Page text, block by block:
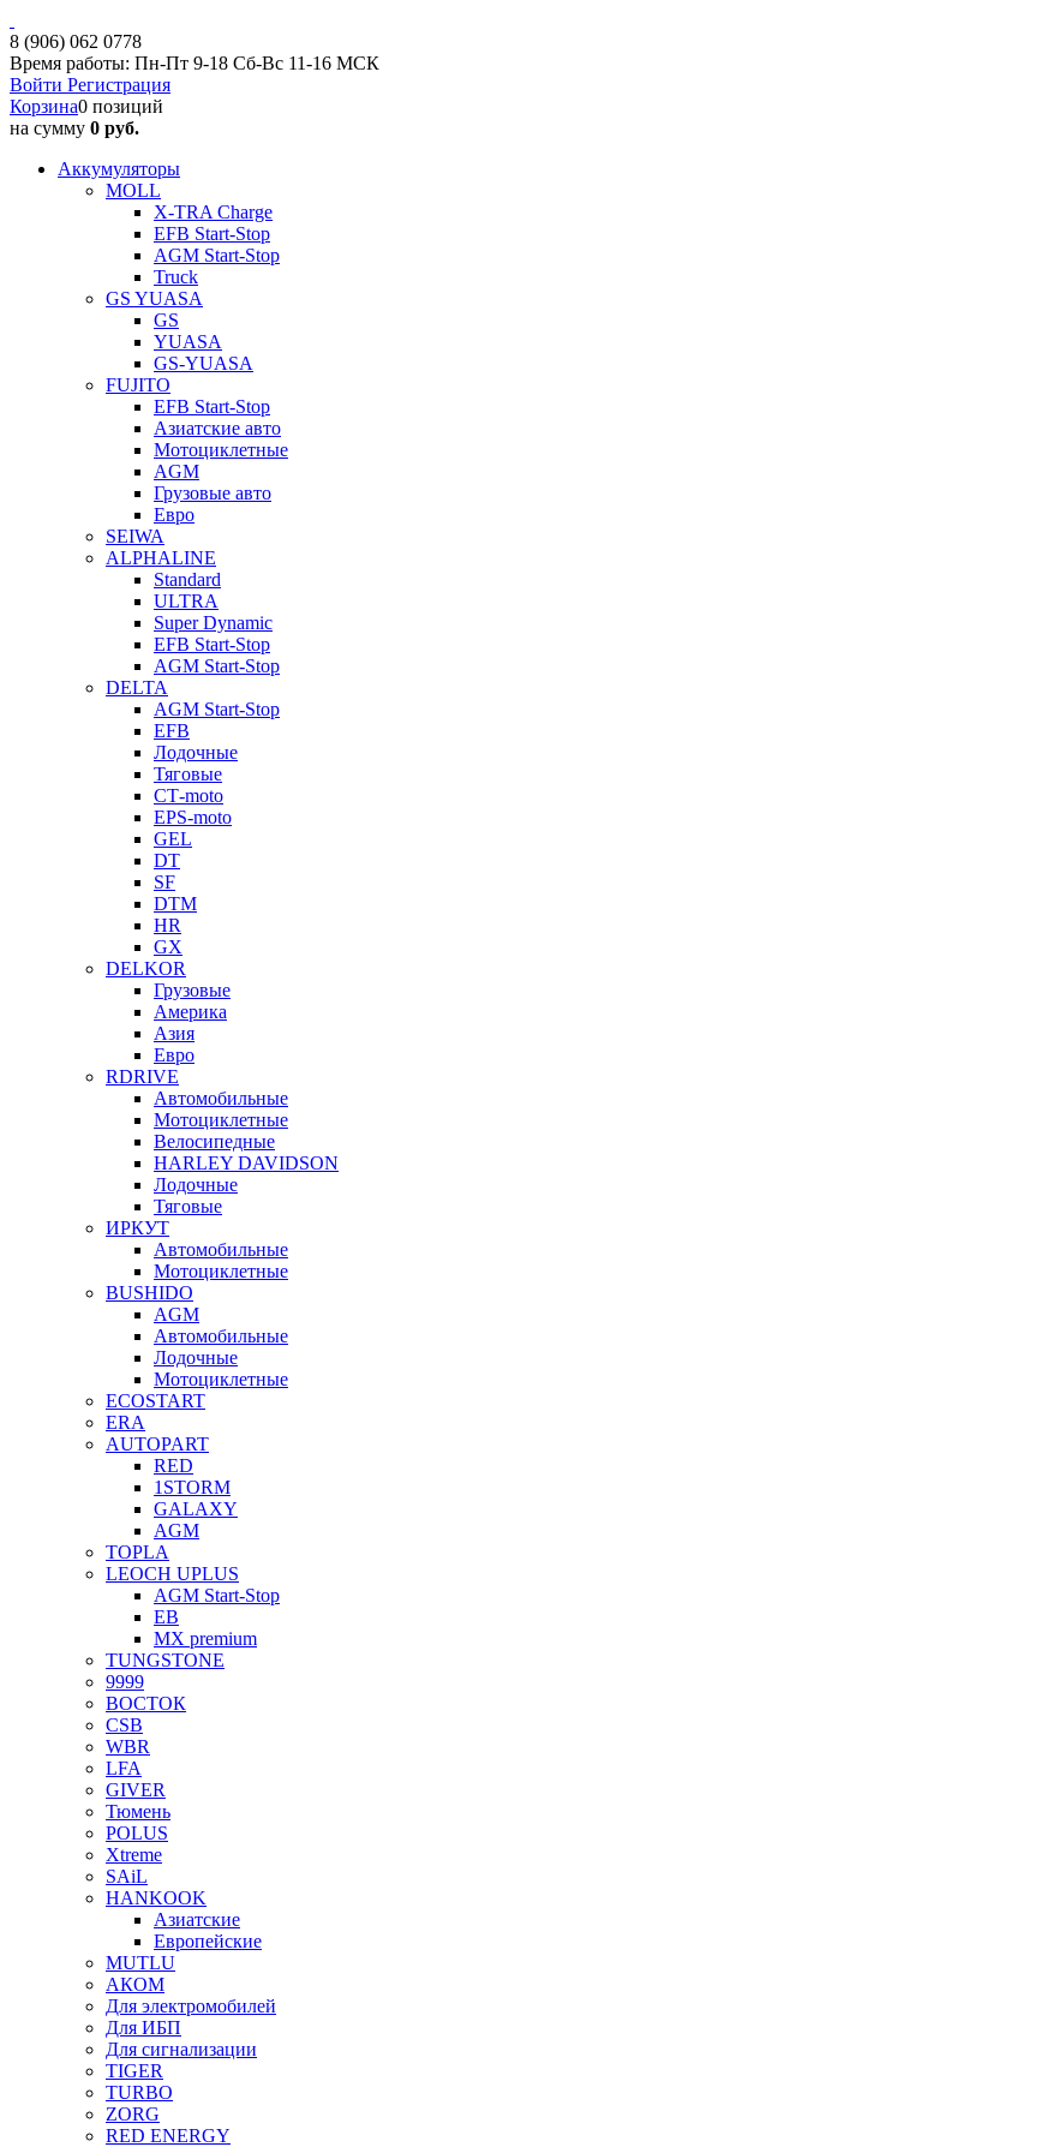
8 (906) 062 0778
Время работы: Пн-Пт 9-18 Сб-Вс 11-16 МСК
Войти Регистрация
Корзина0 позиций
на сумму 0 руб.
Аккумуляторы
MOLL
X-TRA Charge
EFB Start-Stop
AGM Start-Stop
Truck
GS YUASA
GS
YUASA
GS-YUASA
FUJITO
EFB Start-Stop
Азиатские авто
Мотоциклетные
AGM
Грузовые авто
Евро
SEIWA
ALPHALINE
Standard
ULTRA
Super Dynamic
EFB Start-Stop
AGM Start-Stop
DELTA
AGM Start-Stop
EFB
Лодочные
Тяговые
СТ-moto
EPS-moto
GEL
DT
SF
DTM
HR
GX
DELKOR
Грузовые
Америка
Азия
Евро
RDRIVE
Автомобильные
Мотоциклетные
Велосипедные
HARLEY DAVIDSON
Лодочные
Тяговые
ИРКУТ
Автомобильные
Мотоциклетные
BUSHIDO
AGM
Автомобильные
Лодочные
Мотоциклетные
ECOSTART
ERA
AUTOPART
RED
1STORM
GALAXY
AGM
TOPLA
LEOCH UPLUS
AGM Start-Stop
EB
MX premium
TUNGSTONE
9999
ВОСТОК
CSB
WBR
LFA
GIVER
Тюмень
POLUS
Xtreme
SAiL
HANKOOK
Азиатские
Европейские
MUTLU
АКОМ
Для электромобилей
Для ИБП
Для сигнализации
TIGER
TURBO
ZORG
RED ENERGY